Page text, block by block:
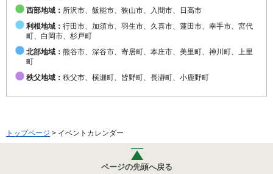
西部地域： 所沢市、飯能市、狭山市、入間市、日高市
利根地域： 行田市、加須市、羽生市、久喜市、蓮田市、幸手市、宮代
町、白岡市、杉戸町
北部地域： 熊谷市、深谷市、寄居町、本庄市、美里町、神川町、上里
町
秩父地域： 秩父市、横瀬町、皆野町、長瀞町、小鹿野町
トップページ > イベントカレンダー
ページの先頭へ戻る